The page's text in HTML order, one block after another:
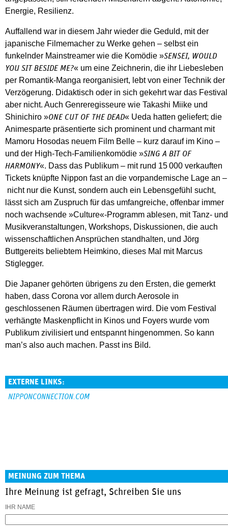
Energie, Resilienz.
Auffallend war in diesem Jahr wieder die Geduld, mit der
japanische Filmemacher zu Werke gehen – selbst ein
funkelnder Mainstreamer wie die Komödie »SENSEI, WOULD
YOU SIT BESIDE ME?« um eine Zeichnerin, die ihr Liebesleben
per Romantik-Manga reorganisiert, lebt von einer Technik der
Verzögerung. Didaktisch oder in sich gekehrt war das Festival
aber nicht. Auch Genreregisseure wie Takashi Miike und
Shinichiro »ONE CUT OF THE DEAD« Ueda hatten geliefert; die
Animesparte präsentierte sich prominent und charmant mit
Mamoru Hosodas neuem Film Belle – kurz darauf im Kino –
und der High-Tech-Familienkomödie »SING A BIT OF
HARMONY«. Dass das Publikum – mit rund 15 000 verkauften
Tickets knüpfte Nippon fast an die vorpandemische Lage an –
nicht nur die Kunst, sondern auch ein Lebensgefühl sucht,
lässt sich am Zuspruch für das umfangreiche, offenbar immer
noch wachsende »Culture«-Programm ablesen, mit Tanz- und
Musikveranstaltungen, Workshops, Diskussionen, die auch
wissenschaftlichen Ansprüchen standhalten, und Jörg
Buttgereits beliebtem Heimkino, dieses Mal mit Marcus
Stiglegger.
Die Japaner gehörten übrigens zu den Ersten, die gemerkt
haben, dass Corona vor allem durch Aerosole in
geschlossenen Räumen übertragen wird. Die vom Festival
verhängte Maskenpflicht in Kinos und Foyers wurde vom
Publikum zivilisiert und entspannt hingenommen. So kann
man’s also auch machen. Passt ins Bild.
EXTERNE LINKS:
NIPPONCONNECTION.COM
MEINUNG ZUM THEMA
Ihre Meinung ist gefragt, Schreiben Sie uns
IHR NAME